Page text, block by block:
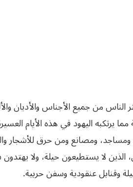
من جميع الأجناس والأديان
مما يرتكبه اليهود في هذه الأيام
ومصانع ومن حرق للأشجار
الذين لا يستطيعون حيلة، ولا
وقنابل عنقودية وسفن حربية.